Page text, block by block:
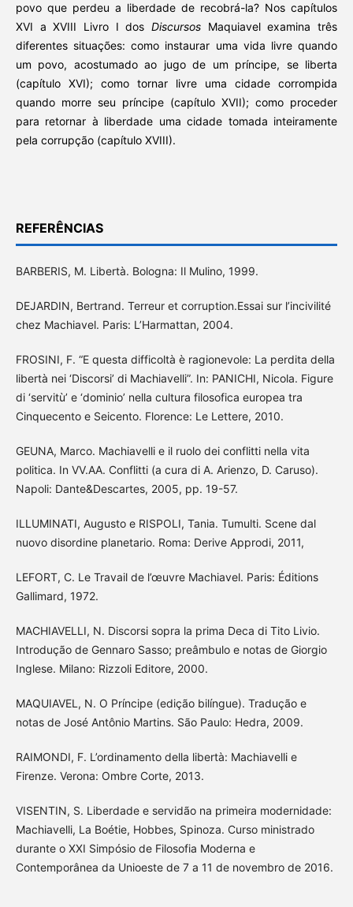
povo que perdeu a liberdade de recobrá-la? Nos capítulos
XVI a XVIII Livro I dosDiscursos Maquiavel examina três
diferentes situações: como instaurar uma vida livre quando
um povo, acostumado ao jugo de um príncipe, se liberta
(capítulo XVI); como tornar livre uma cidade corrompida
quando morre seu príncipe (capítulo XVII); como proceder
para retornar à liberdade uma cidade tomada inteiramente
pela corrupção (capítulo XVIII).
REFERÊNCIAS
BARBERIS, M. Libertà. Bologna: Il Mulino, 1999.
DEJARDIN, Bertrand. Terreur et corruption.Essai sur l’incivilité
chez Machiavel. Paris: L’Harmattan, 2004.
FROSINI, F. “E questa difficoltà è ragionevole: La perdita della
libertà nei ‘Discorsi’ di Machiavelli”. In: PANICHI, Nicola. Figure
di ‘servitù’ e ‘dominio’ nella cultura filosofica europea tra
Cinquecento e Seicento. Florence: Le Lettere, 2010.
GEUNA, Marco. Machiavelli e il ruolo dei conflitti nella vita
politica. In VV.AA. Conflitti (a cura di A. Arienzo, D. Caruso).
Napoli: Dante&Descartes, 2005, pp. 19-57.
ILLUMINATI, Augusto e RISPOLI, Tania. Tumulti. Scene dal
nuovo disordine planetario. Roma: Derive Approdi, 2011,
LEFORT, C. Le Travail de l’œuvre Machiavel. Paris: Éditions
Gallimard, 1972.
MACHIAVELLI, N. Discorsi sopra la prima Deca di Tito Livio.
Introdução de Gennaro Sasso; preâmbulo e notas de Giorgio
Inglese. Milano: Rizzoli Editore, 2000.
MAQUIAVEL, N. O Príncipe (edição bilíngue). Tradução e
notas de José Antônio Martins. São Paulo: Hedra, 2009.
RAIMONDI, F. L’ordinamento della libertà: Machiavelli e
Firenze. Verona: Ombre Corte, 2013.
VISENTIN, S. Liberdade e servidão na primeira modernidade:
Machiavelli, La Boétie, Hobbes, Spinoza. Curso ministrado
durante o XXI Simpósio de Filosofia Moderna e
Contemporânea da Unioeste de 7 a 11 de novembro de 2016.